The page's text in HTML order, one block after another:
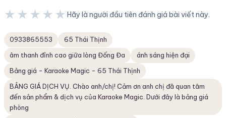
★★★★★ Hãy là người đầu tiên đánh giá bài viết này.
0933865553
65 Thái Thịnh
âm thanh đỉnh cao giữa lòng Đống Đa
ánh sáng hiện đại
Bảng giá - Karaoke Magic - 65 Thái Thịnh
BẢNG GIÁ DỊCH VỤ. Chào anh/chị! Cảm ơn anh chị đã quan tâm
đến sản phẩm & dịch vụ của Karaoke Magic. Dưới đây là bảng giá
phòng